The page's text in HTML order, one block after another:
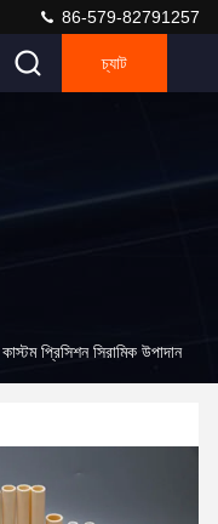
86-579-82791257
চ্যাট
প্রিসিশন সিরামিক উপাদান